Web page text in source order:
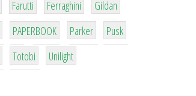
Farutti Ferraghini Gildan
8
PAPERBOOK
6
Parker
2
Pusk
43
Totobi
1
Unilight